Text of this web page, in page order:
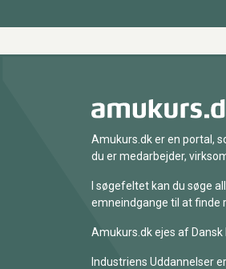
Amukurs.dk er en portal,
du er medarbejder,
I søgefeltet kan du søge
emneindgange til at finde
Amukurs.dk ejes af Dansk
Industriens Uddannelser